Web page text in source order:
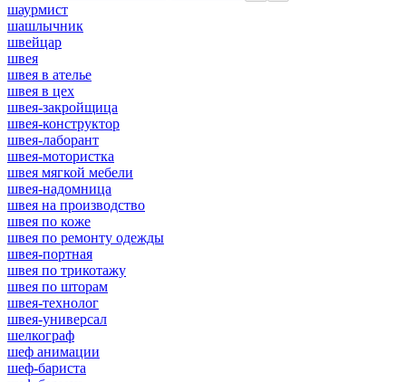
шаурмист
шашлычник
швейцар
швея
швея в ателье
швея в цех
швея-закройщица
швея-конструктор
швея-лаборант
швея-мотористка
швея мягкой мебели
швея-надомница
швея на производство
швея по коже
швея по ремонту одежды
швея-портная
швея по трикотажу
швея по шторам
швея-технолог
швея-универсал
шелкограф
шеф анимации
шеф-бариста